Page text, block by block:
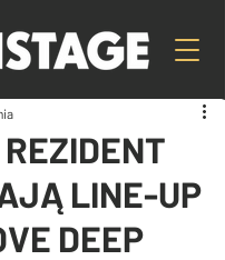
LINE-UP
DEEP